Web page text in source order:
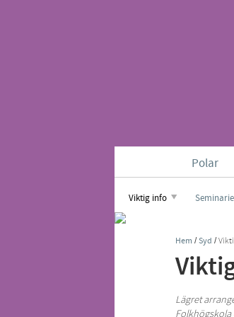
Polar
Viktig info
Hem /Syd /
Lägret
Folkhögskola